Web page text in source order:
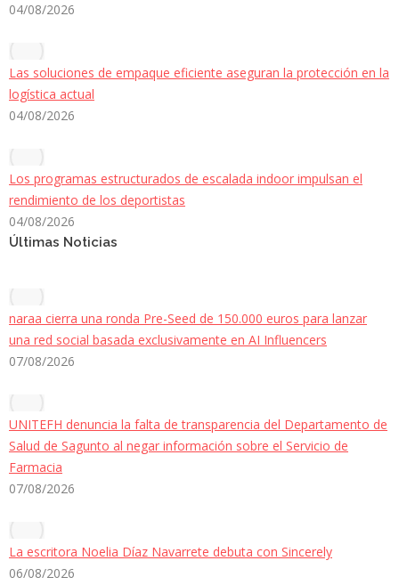
04/08/2026
Las soluciones de empaque eficiente aseguran la protección en la
logística actual
04/08/2026
Los programas estructurados de escalada indoor impulsan el
rendimiento de los deportistas
04/08/2026
Últimas Noticias
naraa cierra una ronda Pre-Seed de 150.000 euros para lanzar
una red social basada exclusivamente en AI Influencers
07/08/2026
UNITEFH denuncia la falta de transparencia del Departamento de
Salud de Sagunto al negar información sobre el Servicio de
Farmacia
07/08/2026
La escritora Noelia Díaz Navarrete debuta con Sincerely
06/08/2026